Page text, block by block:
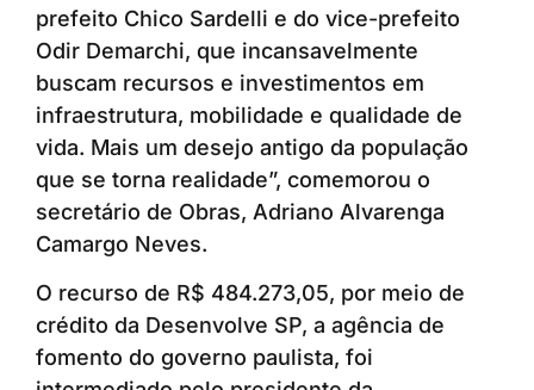
prefeito Chico Sardelli e do vice-prefeito
Odir Demarchi, que incansavelmente
buscam recursos e investimentos em
infraestrutura, mobilidade e qualidade de
vida. Mais um desejo antigo da população
que se torna realidade”, comemorou o
secretário de Obras, Adriano Alvarenga
Camargo Neves.
O recurso de R$ 484.273,05, por meio de
crédito da Desenvolve SP, a agência de
fomento do governo paulista, foi